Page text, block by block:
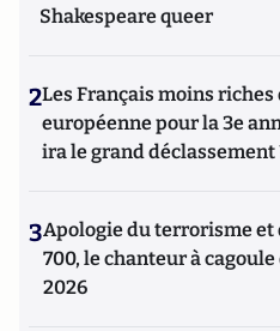
Shakespeare queer
2Les Français moins riches
européenne pour la 3e
ira le grand déclassement
3Apologie du terrorisme et
700, le chanteur à cagoule
2026